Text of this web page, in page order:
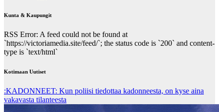
Kunta & Kaupungit
RSS Error: A feed could not be found at
`https://victoriamedia.site/feed/`; the status code is `200` and content-
type is `text/html`
Kotimaan Uutiset
:KADONNEET: Kun poliisi tiedottaa kadonneesta, on kyse aina
vakavasta tilanteesta